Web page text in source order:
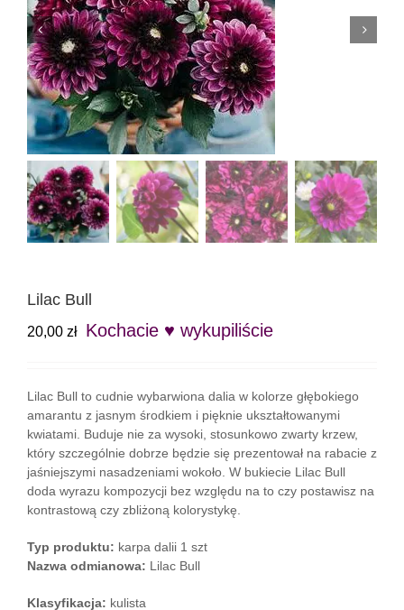
Lilac Bull
20,00 zł Kochacie ♥ wykupiliście
Lilac Bull to cudnie wybarwiona dalia w kolorze głębokiego
amarantu z jasnym środkiem i pięknie ukształtowanymi
kwiatami. Buduje nie za wysoki, stosunkowo zwarty krzew,
który szczególnie dobrze będzie się prezentował na rabacie z
jaśniejszymi nasadzeniami wokoło. W bukiecie Lilac Bull
doda wyrazu kompozycji bez względu na to czy postawisz na
kontrastową czy zbliżoną kolorystykę.
Typ produktu: karpa dalii 1 szt
Nazwa odmianowa: Lilac Bull
Klasyfikacja: kulista